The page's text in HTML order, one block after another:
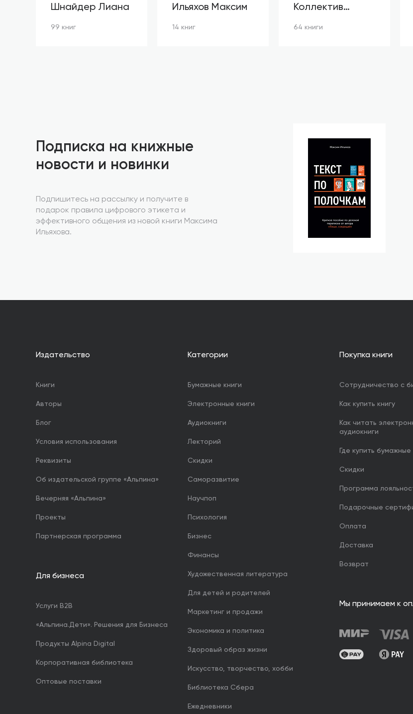
Шнайдер Лиана
99 книг
Ильяхов Максим
14 книг
Коллектив
64 книги
Подписка на книжные
новости и новинки
Подпишитесь на рассылку и получите в
подарок правила цифрового этикета и
эффективного общения из новой книги Максима
Ильяхова.
Издательство
Книги
Авторы
Блог
Условия использования
Реквизиты
Об издательской группе «Альпина»
Вечерняя «Альпина»
Проекты
Партнерская программа
Для бизнеса
Услуги B2B
«Альпина.Дети». Решения для Бизнеса
Продукты Alpina Digital
Корпоративная библиотека
Оптовые поставки
Категории
Бумажные книги
Электронные книги
Аудиокниги
Лекторий
Скидки
Саморазвитие
Научпоп
Психология
Бизнес
Финансы
Художественная литература
Для детей и родителей
Маркетинг и продажи
Экономика и политика
Здоровый образ жизни
Искусство, творчество, хобби
Библиотека Сбера
Ежедневники
Покупка книги
Сотрудничество с
Как купить книгу
Как читать
аудиокниги
Где купить бумажные
Скидки
Программа
Подарочные
Оплата
Доставка
Возврат
Мы принимаем к